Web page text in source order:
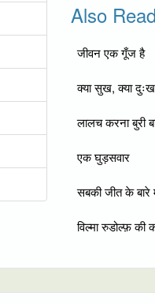
Also Read
जीवन एक गूँज है
क्या सुख, क्या दुःख
लालच करना बुरी
एक घुड़सवार
सबकी जीत के बारे
विल्मा रुडोल्फ़ की